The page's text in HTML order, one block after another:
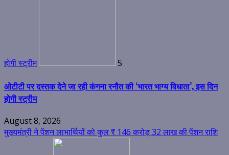
होगी स्ट्रीम 5
ओटीटी पर दस्तक देने जा रही कंगना रनौत की ‘भारत भाग्य विधाता’, इस दिन
होगी स्ट्रीम
August 8, 2026
मुख्यमंत्री ने पेंशन लाभार्थियों को कुल ₹ 146 करोड़ 32 लाख की पेंशन राशि